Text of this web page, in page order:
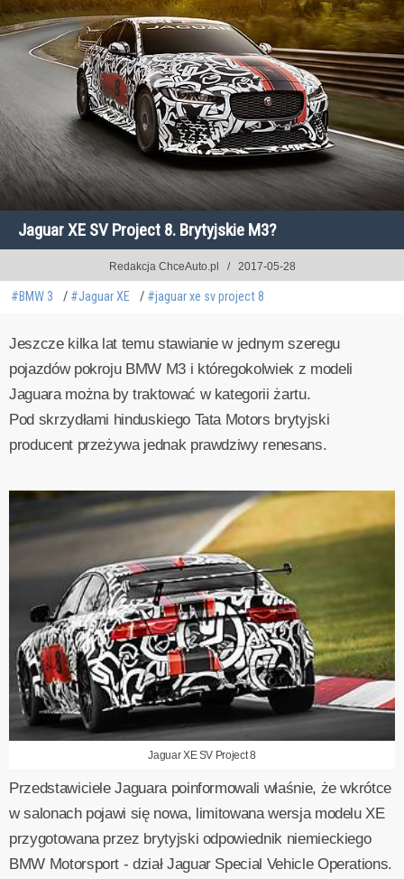
Jaguar XE SV Project 8. Brytyjskie M3?
Redakcja ChceAuto.pl 2017-05-28
#BMW 3 #Jaguar XE #jaguar xe sv project 8
Jeszcze kilka lat temu stawianie w jednym szeregu
pojazdów pokroju BMW M3 i któregokolwiek z modeli
Jaguara można by traktować w kategorii żartu.
Pod skrzydłami hinduskiego Tata Motors brytyjski
producent przeżywa jednak prawdziwy renesans.
Jaguar XE SV Project 8
Przedstawiciele Jaguara poinformowali właśnie, że wkrótce
w salonach pojawi się nowa, limitowana wersja modelu XE
przygotowana przez brytyjski odpowiednik niemieckiego
BMW Motorsport - dział Jaguar Special Vehicle Operations.